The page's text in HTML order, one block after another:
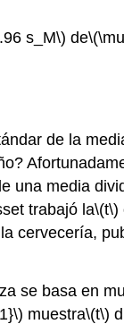
s_M\) de
de la
una media
trabajó la\(t\)
se basa en
muestra\(t\)